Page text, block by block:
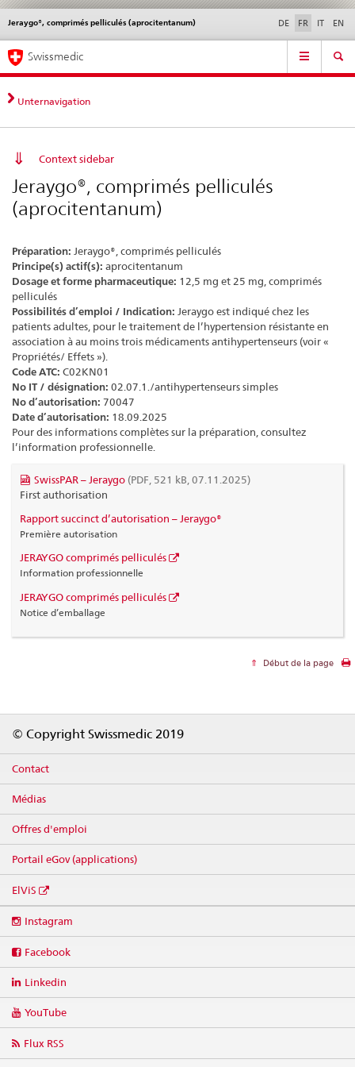
Navigation
directe:
actualités,
bases
contact
Actualités & Mises à
normes
Contact | Support &
aide
Jeraygo®, comprimés pelliculés (aprocitentanum) DE FR IT EN
Service
Navigation
Swissmedic
Unternavigation
Context sidebar
Jeraygo®, comprimés pelliculés
(aprocitentanum)
Préparation: Jeraygo®, comprimés pelliculés
Principe(s) actif(s): aprocitentanum
Dosage et forme pharmaceutique: 12,5 mg et 25 mg, comprimés
pelliculés
Possibilités d’emploi / Indication: Jeraygo est indiqué chez les
patients adultes, pour le traitement de l’hypertension résistante en
association à au moins trois médicaments antihypertenseurs (voir «
Propriétés/ Effets »).
Code ATC: C02KN01
No IT / désignation: 02.07.1./antihypertenseurs simples
No d’autorisation: 70047
Date d’autorisation: 18.09.2025
Pour des informations complètes sur la préparation, consultez
l’information professionnelle.
SwissPAR – Jeraygo (PDF, 521 kB, 07.11.2025)
First authorisation
Rapport succinct d’autorisation – Jeraygo®
Première autorisation
JERAYGO comprimés pelliculés
Information professionnelle
JERAYGO comprimés pelliculés
Notice d’emballage
Début de la page
© Copyright Swissmedic 2019
Contact
Médias
Offres d'emploi
Portail eGov (applications)
ElViS
media
Instagram
Facebook
Linkedin
YouTube
Flux RSS